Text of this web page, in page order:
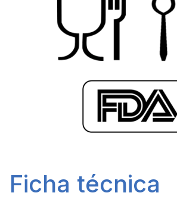
Ficha técnica